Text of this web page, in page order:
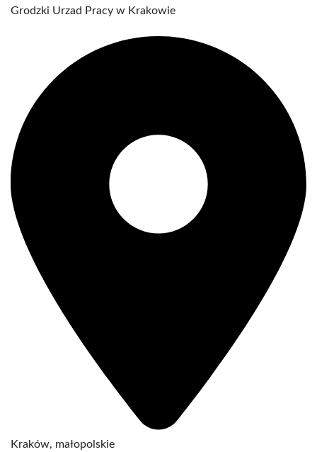
Grodzki Urzad Pracy w Krakowie
Kraków, małopolskie